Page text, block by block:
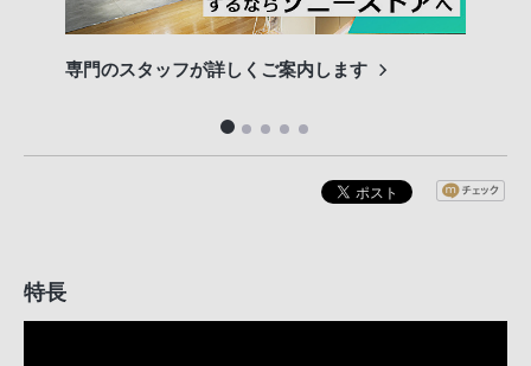
専門のスタッフが詳しくご案内します
特長